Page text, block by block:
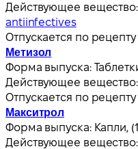
Действующее вещество:
antiinfectives
Отпускается по рецепту
Метизол
Форма выпуска:
Действующее вещество:
Отпускается по рецепту
Макситрол
Форма выпуска: Капли,
Действующее вещество: